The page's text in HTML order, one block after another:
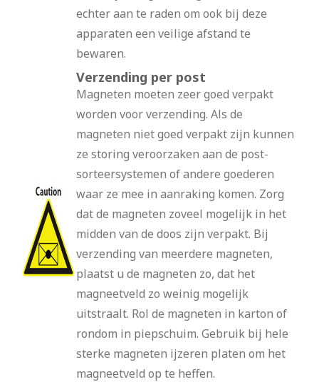
echter aan te raden om ook bij deze
apparaten een veilige afstand te
bewaren.
Verzending per post
Magneten moeten zeer goed verpakt
worden voor verzending. Als de
magneten niet goed verpakt zijn kunnen
ze storing veroorzaken aan de post-
sorteersystemen of andere goederen
waar ze mee in aanraking komen. Zorg
dat de magneten zoveel mogelijk in het
midden van de doos zijn verpakt. Bij
verzending van meerdere magneten,
plaatst u de magneten zo, dat het
magneetveld zo weinig mogelijk
uitstraalt. Rol de magneten in karton of
rondom in piepschuim. Gebruik bij hele
sterke magneten ijzeren platen om het
magneetveld op te heffen.